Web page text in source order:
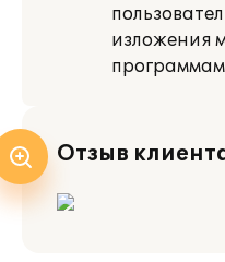
изложения
Отзыв